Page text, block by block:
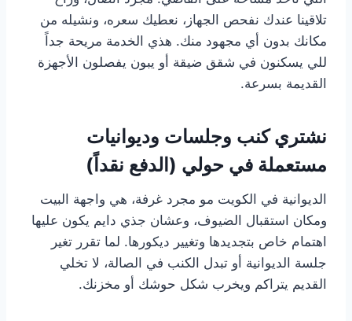
تلاقينا عندك نفحص الجهاز، نعطيك سعره، ونشيله من
مكانك بدون أي مجهود منك. هذي الخدمة مريحة جداً
للي يسكنون في شقق ضيقة أو يبون يفصلون الأجهزة
القديمة بسرعة.
نشتري كنب وجلسات وديوانيات
مستعملة في حولي (الدفع نقداً)
الديوانية في الكويت مو مجرد غرفة، هي واجهة البيت
ومكان استقبال الضيوف، وعشان جذي دايم يكون عليها
اهتمام خاص بتجديدها وتغيير ديكورها. لما تقرر تغير
جلسة الديوانية أو تبدل الكنب في الصالة، لا تخلي
القديم يتراكم ويخرب شكل حوشك أو مخزنك.